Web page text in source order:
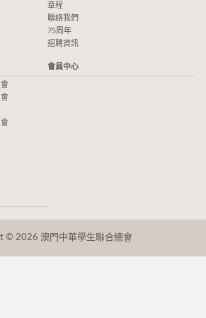
章程
聯絡我們
75周年
招聘資訊
會員中心
© 2026 澳門中華學生聯合總會